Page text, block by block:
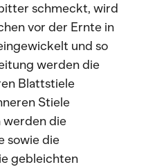
schmeckt, wird
vor der Ernte in
und so
werden die
Blattstiele
Stiele
werden die
sowie die
gebleichten